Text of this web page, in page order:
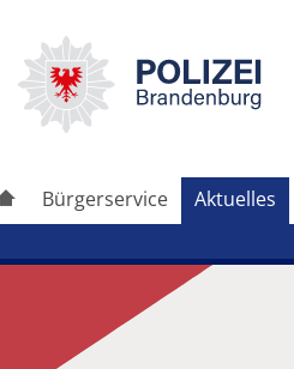
Bürgerservice Aktuelles